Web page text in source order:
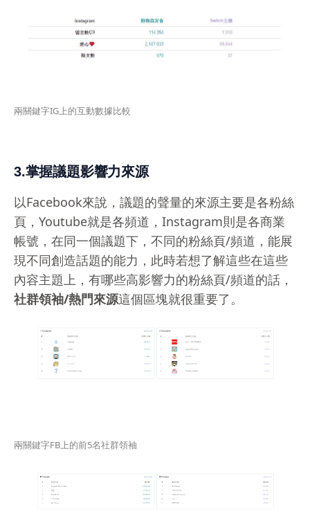
兩關鍵字IG上的互動數據比較
3.掌握議題影響力來源
以Facebook來說，議題的聲量的來源主要是各粉絲
頁，Youtube就是各頻道，Instagram則是各商業
帳號，在同一個議題下，不同的粉絲頁/頻道，能展
現不同創造話題的能力，此時若想了解這些在這些
內容主題上，有哪些高影響力的粉絲頁/頻道的話，
社群領袖/熱門來源這個區塊就很重要了。
兩關鍵字FB上的前5名社群領袖